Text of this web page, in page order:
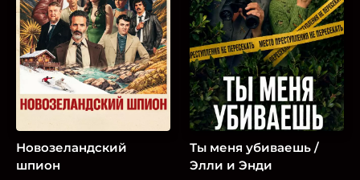
Новозеландский
шпион
Ты меня убиваешь /
Элли и Энди